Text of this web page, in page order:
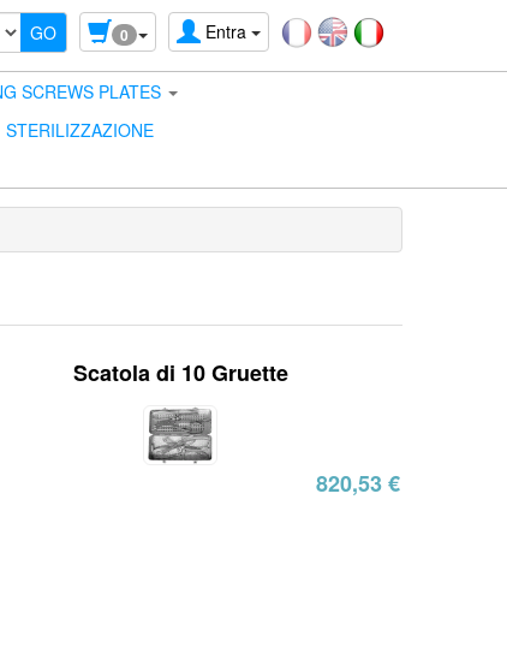
Entra
0
SCREWS PLATES
STERILIZZAZIONE
Scatola di 10 Gruette
820,53 €